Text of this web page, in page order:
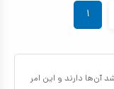
۱
دارند و این امر